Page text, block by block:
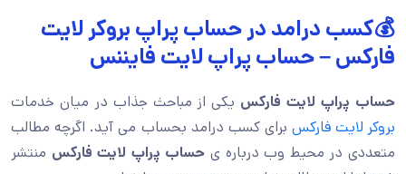
💰کسب درامد در حساب پراپ بروکر لایت
فارکس – حساب پراپ لایت فایننس
حساب پراپ لایت فارکس یکی از مباحث جذاب در میان خدمات
بروکر لایت فارکس برای کسب درامد بحساب می آید. اگرچه مطالب
متعددی در محیط وب درباره ی حساب پراپ لایت فارکس منتشر